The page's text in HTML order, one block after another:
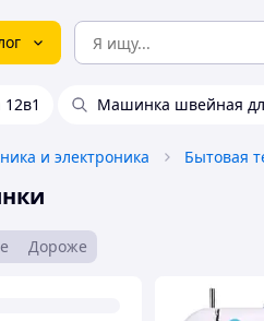
Машинка швейная
и электроника Бытовая
Дороже